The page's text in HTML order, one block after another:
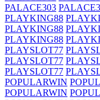
PALACE303
PLAYKING88
PLAYKING88
PLAYKING88
PLAYSLOT77
PLAYSLOT77
PLAYSLOT77
POPULARWIN
POPULARWIN